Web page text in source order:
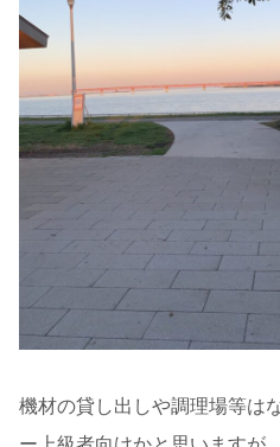
機材の貸し出しや調理場等は